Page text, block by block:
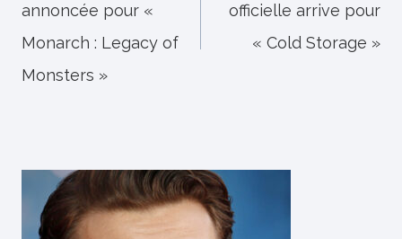
l’article
annoncée pour «
Monarch : Legacy of
Monsters »
officielle arrive pour
« Cold Storage »